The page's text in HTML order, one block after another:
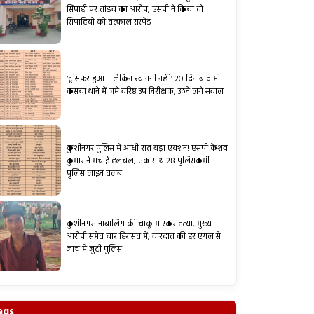
सिपाही पर तांडव का आरोप, एसपी ने किया दो
सिपाहियों को तत्काल सस्पेंड
‘ट्रांसफर हुआ… लेकिन रवानगी नहीं!’ 20 दिन बाद भी
कसया थाने में जमे वरिष्ठ उप निरीक्षक, उठने लगे सवाल
कुशीनगर पुलिस में आधी रात बड़ा एक्शन! एसपी केशव
कुमार ने मचाई हलचल, एक साथ 28 पुलिसकर्मी
पुलिस लाइन तलब
कुशीनगर: नाबालिग की चाकू मारकर हत्या, मुख्य
आरोपी समेत चार हिरासत में; वारदात की हर एंगल से
जांच में जुटी पुलिस